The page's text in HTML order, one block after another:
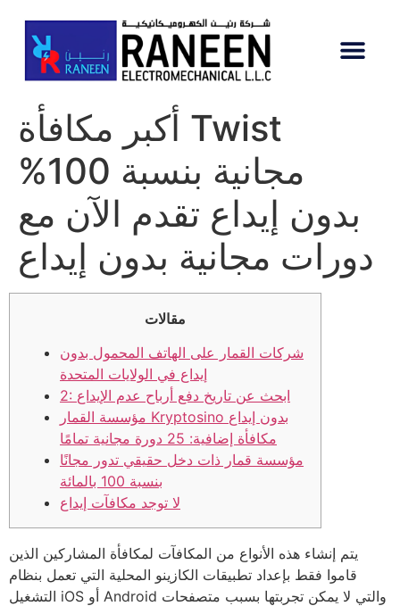
أكبر مكافأة Twist
مجانية بنسبة 100%
بدون إيداع تقدم الآن مع
دورات مجانية بدون إيداع
مقالات
شركات القمار على الهاتف المحمول بدون
إيداع في الولايات المتحدة
2: ابحث عن تاريخ دفع أرباح عدم الإيداع
مؤسسة القمار Kryptosino بدون إيداع
مكافأة إضافية: 25 دورة مجانية تمامًا
مؤسسة قمار ذات دخل حقيقي تدور مجانًا
بنسبة 100 بالمائة
لا توجد مكافآت إيداع
يتم إنشاء هذه الأنواع من المكافآت لمكافأة المشاركين الذين
قاموا فقط بإعداد تطبيقات الكازينو المحلية التي تعمل بنظام
التشغيل iOS أو Android والتي لا يمكن تجربتها بسبب متصفحات